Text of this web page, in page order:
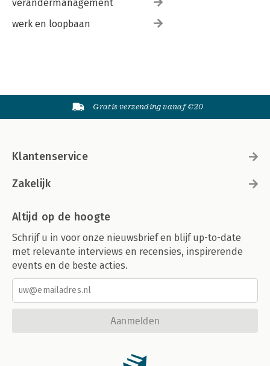
verandermanagement
werk en loopbaan
Gratis verzending vanaf €20
Klantenservice
Zakelijk
Altijd op de hoogte
Schrijf u in voor onze nieuwsbrief en blijf up-to-date
met relevante interviews en recensies, inspirerende
events en de beste acties.
Aanmelden